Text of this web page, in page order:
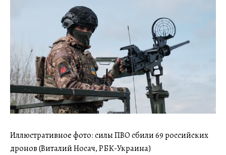
Иллюстративное фото: силы ПВО сбили 69 российских
дронов (Виталий Носач, РБК-Украина)